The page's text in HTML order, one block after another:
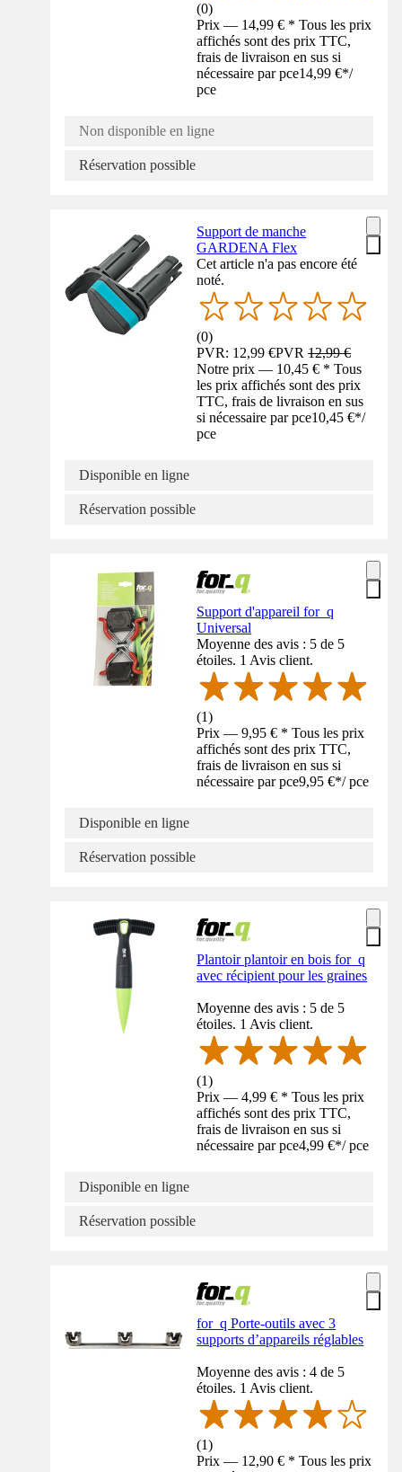
(0)
Prix — 14,99 € * Tous les prix
affichés sont des prix TTC,
frais de livraison en sus si
nécessaire par pce14,99 €*/
pce
Non disponible en ligne
Réservation possible
Support de manche
GARDENA Flex
Cet article n'a pas encore été
noté.
(0)
PVR: 12,99 €PVR12,99 €
Notre prix — 10,45 € * Tous
les prix affichés sont des prix
TTC, frais de livraison en sus
si nécessaire par pce10,45 €*/
pce
Disponible en ligne
Réservation possible
Support d'appareil for_q
Universal
Moyenne des avis : 5 de 5
étoiles. 1 Avis client.
(1)
Prix — 9,95 € * Tous les prix
affichés sont des prix TTC,
frais de livraison en sus si
nécessaire par pce9,95 €*/ pce
Disponible en ligne
Réservation possible
Plantoir plantoir en bois for_q
avec récipient pour les graines
Moyenne des avis : 5 de 5
étoiles. 1 Avis client.
(1)
Prix — 4,99 € * Tous les prix
affichés sont des prix TTC,
frais de livraison en sus si
nécessaire par pce4,99 €*/ pce
Disponible en ligne
Réservation possible
for_q Porte-outils avec 3
supports d’appareils réglables
Moyenne des avis : 4 de 5
étoiles. 1 Avis client.
(1)
Prix — 12,90 € * Tous les prix